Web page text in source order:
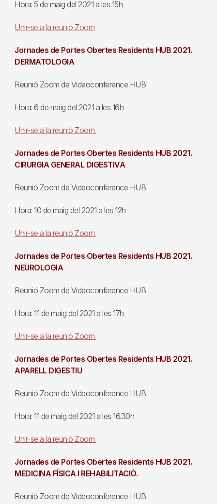
Hora: 5 de maig del 2021 a les 15h
Unir-se a la reunió Zoom
Jornades de Portes Obertes Residents HUB 2021.
DERMATOLOGIA
Reunió Zoom de Videoconference HUB
Hora: 6 de maig del 2021 a les 16h
Unir-se a la reunió Zoom
Jornades de Portes Obertes Residents HUB 2021.
CIRURGIA GENERAL DIGESTIVA
Reunió Zoom de Videoconference HUB
Hora: 10 de maig del 2021 a les 12h
Unir-se a la reunió Zoom
Jornades de Portes Obertes Residents HUB 2021.
NEUROLOGIA
Reunió Zoom de Videoconference HUB
Hora: 11 de maig del 2021 a les 17h
Unir-se a la reunió Zoom
Jornades de Portes Obertes Residents HUB 2021.
APARELL DIGESTIU
Reunió Zoom de Videoconference HUB
Hora: 11 de maig del 2021 a les 16.30h
Unir-se a la reunió Zoom
Jornades de Portes Obertes Residents HUB 2021.
MEDICINA FÍSICA I REHABILITACIÓ.
Reunió Zoom de Videoconference HUB